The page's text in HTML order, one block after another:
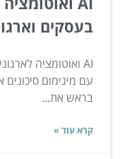
בעסקים
עם מינימום
בראש את...
קרא עוד »